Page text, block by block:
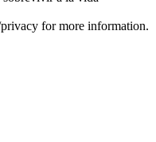
for more information.